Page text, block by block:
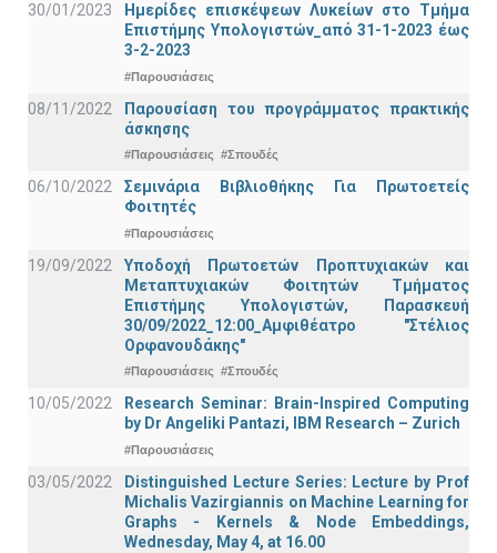
30/01/2023
Ημερίδες επισκέψεων Λυκείων στο Τμήμα
Επιστήμης Υπολογιστών_από 31-1-2023 έως
3-2-2023
#Παρουσιάσεις
08/11/2022
Παρουσίαση του προγράμματος πρακτικής
άσκησης
#Παρουσιάσεις #Σπουδές
06/10/2022
Σεμινάρια Βιβλιοθήκης Για Πρωτοετείς
Φοιτητές
#Παρουσιάσεις
19/09/2022
Υποδοχή Πρωτοετών Προπτυχιακών και
Μεταπτυχιακών Φοιτητών Τμήματος
Επιστήμης Υπολογιστών, Παρασκευή
30/09/2022_12:00_Αμφιθέατρο "Στέλιος
Ορφανουδάκης"
#Παρουσιάσεις #Σπουδές
10/05/2022
Research Seminar: Brain-Inspired Computing
by Dr Angeliki Pantazi, IBM Research – Zurich
#Παρουσιάσεις
03/05/2022
Distinguished Lecture Series: Lecture by Prof
Michalis Vazirgiannis on Machine Learning for
Graphs - Kernels & Νode Εmbeddings,
Wednesday, May 4, at 16.00